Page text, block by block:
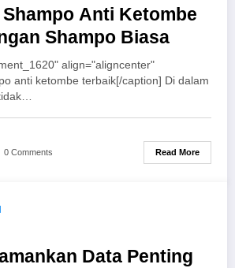
Anti Ketombe
Shampo Biasa
align="aligncenter"
anti ketombe terbaik[/caption] Di dalam
0 Comments Read More
Data Penting